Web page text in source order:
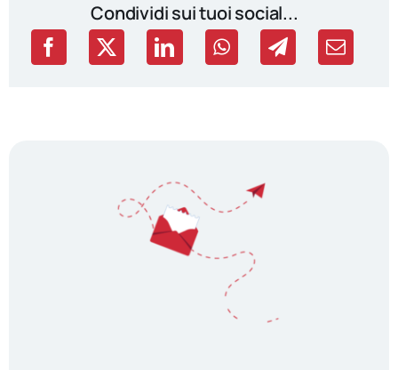
Condividi sui tuoi social...